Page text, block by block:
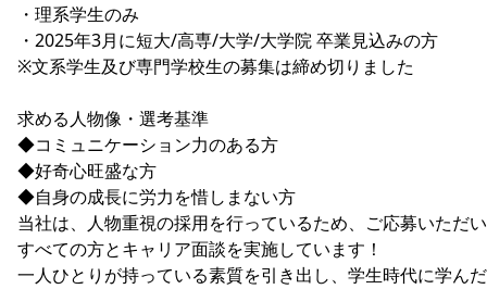
・理系学生のみ
・2025年3月に短大/高専/大学/大学院 卒業見込みの方
※文系学生及び専門学校生の募集は締め切りました
求める人物像・選考基準
◆コミュニケーション力のある方
◆好奇心旺盛な方
◆自身の成長に労力を惜しまない方
当社は、人物重視の採用を行っているため、ご応募いただ
すべての方とキャリア面談を実施しています！
一人ひとりが持っている素質を引き出し、学生時代に学ん